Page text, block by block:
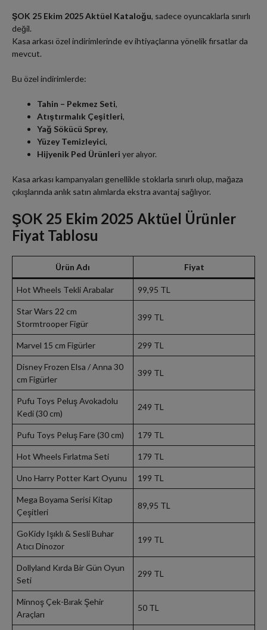
ŞOK 25 Ekim 2025 Aktüel Kataloğu, sadece oyuncaklarla sınırlı
değil.
Kasa arkası özel indirimlerinde ev ihtiyaçlarına yönelik fırsatlar da
mevcut.
Bu özel indirimlerde:
Tahin – Pekmez Seti,
Atıştırmalık Çeşitleri,
Yağ Sökücü Sprey,
Yüzey Temizleyici,
Hijyenik Ped Ürünleri yer alıyor.
Kasa arkası kampanyaları genellikle stoklarla sınırlı olup, mağaza
çıkışlarında anlık satın alımlarda ekstra avantaj sağlıyor.
ŞOK 25 Ekim 2025 Aktüel Ürünler
Fiyat Tablosu
Ürün Adı Fiyat
Hot Wheels Tekli Arabalar 99,95 TL
Star Wars 22 cm
Stormtrooper Figür
399 TL
Marvel 15 cm Figürler 299 TL
Disney Frozen Elsa / Anna 30
cm Figürler
399 TL
Pufu Toys Peluş Avokadolu
Kedi (30 cm)
249 TL
Pufu Toys Peluş Fare (30 cm) 179 TL
Hot Wheels Fırlatma Seti 179 TL
Uno Harry Potter Kart Oyunu 199 TL
Mega Boyama Serisi Kitap
Çeşitleri
89,95 TL
GoKidy Işıklı & Sesli Buhar
Atıcı Dinozor
199 TL
Dollyland Kırda Bir Gün Oyun
Seti
299 TL
Minnoş Çek-Bırak Şehir
Araçları
50 TL